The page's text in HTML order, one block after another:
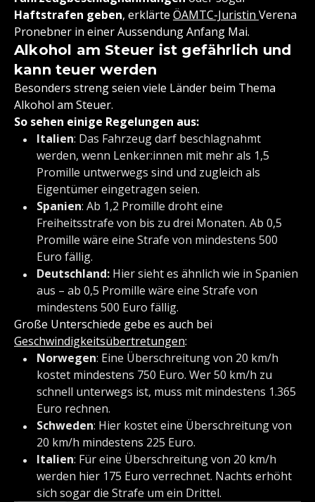
Haftstrafen geben, erklärte ÖAMTC-Juristin Verena
Pronebner in einer Aussendung Anfang Mai.
Alkohol am Steuer ist gefährlich und
kann teuer werden
Besonders streng seien viele Länder beim Thema
Alkohol am Steuer.
So sehen einige Regelungen aus:
Italien: Das Fahrzeug darf beschlagnahmt
werden, wenn Lenker:innen mit mehr als 1,5
Promille untwerwegs sind und zugleich als
Eigentümer eingetragen seien.
Spanien: Ab 1,2 Promille droht eine
Freiheitsstrafe von bis zu drei Monaten. Ab 0,5
Promille wäre eine Strafe von mindestens 500
Euro fällig.
Deutschland: Hier sieht es ähnlich wie in Spanien
aus – ab 0,5 Promille wäre eine Strafe von
mindestens 500 Euro fällig.
Große Unterschiede gebe es auch bei
Geschwindigkeitsübertretungen:
Norwegen: Eine Überschreitung von 20 km/h
kostet mindestens 750 Euro. Wer 50 km/h zu
schnell unterwegs ist, muss mit mindestens 1.365
Euro rechnen.
Schweden: Hier kostet eine Überschreitung von
20 km/h mindestens 225 Euro.
Italien: Für eine Überschreitung von 20 km/h
werden hier 175 Euro verrechnet. Nachts erhöht
sich sogar die Strafe um ein Drittel.